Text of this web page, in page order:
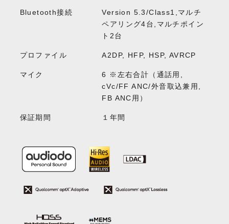
Bluetooth接続
Version 5.3/Class1,マルチ
ペアリング4台,マルチポイン
ト2台
プロファイル A2DP, HFP, HSP, AVRCP
マイク
6 ※左右合計（通話用,
cVc/FF ANC/外音取込兼用,
FB ANC用）
保証期間 １年間